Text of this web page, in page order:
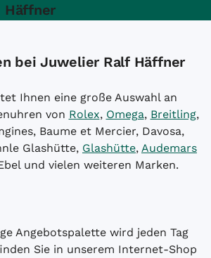
Häffner
bei Juwelier Ralf Häffner
Ihnen eine große Auswahl an
von Rolex, Omega, Breitling,
Baume et Mercier, Davosa,
Glashütte, Glashütte, Audemars
und vielen weiteren Marken.
Angebotspalette wird jeden Tag
Sie in unserem Internet-Shop